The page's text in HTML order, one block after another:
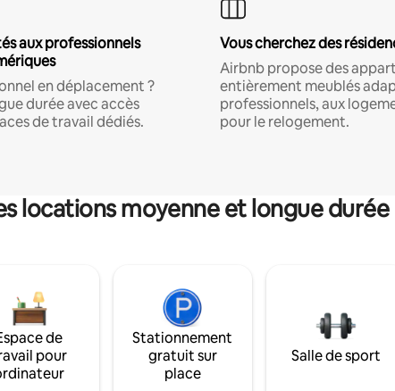
aux professionnels
en déplacement ?
durée avec accès
de travail dédiés.
Vous cherchez des
Airbnb propose des
entièrement meublés
professionnels, aux
pour le relogement.
locations moyenne et longue durée
de
pour
Stationnement
gratuit sur
place
Salle de sport